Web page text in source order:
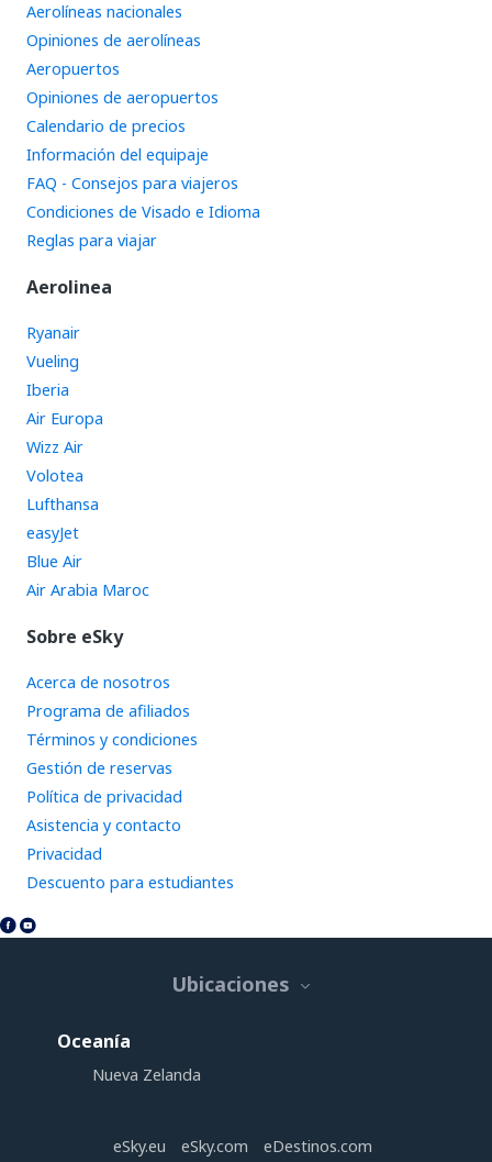
Aerolíneas nacionales
Opiniones de aerolíneas
Aeropuertos
Opiniones de aeropuertos
Calendario de precios
Información del equipaje
FAQ - Consejos para viajeros
Condiciones de Visado e Idioma
Reglas para viajar
Aerolinea
Ryanair
Vueling
Iberia
Air Europa
Wizz Air
Volotea
Lufthansa
easyJet
Blue Air
Air Arabia Maroc
Sobre eSky
Acerca de nosotros
Programa de afiliados
Términos y condiciones
Gestión de reservas
Política de privacidad
Asistencia y contacto
Privacidad
Descuento para estudiantes
Ubicaciones
Oceanía
Nueva Zelanda
eSky.eu eSky.com eDestinos.com